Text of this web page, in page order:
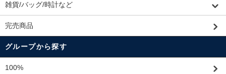
雑貨/バッグ/時計など
完売商品
グループから探す
100%